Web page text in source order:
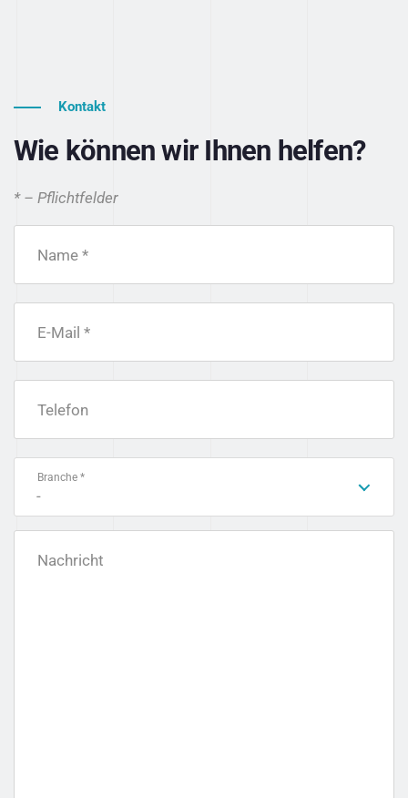
Kontakt
Wie können wir Ihnen helfen?
* – Pflichtfelder
Name *
E-Mail *
Telefon
Branche *
-
Nachricht